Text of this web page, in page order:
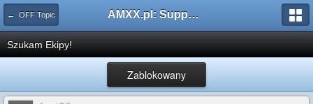
← OFF Topic AMXX.pl: Support AMX Mod X i SourceMod
Szukam Ekipy!
Zablokowany